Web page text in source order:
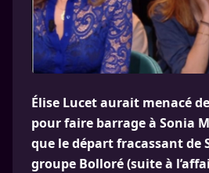
Élise Lucet aurait menacé
pour faire barrage à Sonia
que le départ fracassant de
groupe Bolloré (suite à